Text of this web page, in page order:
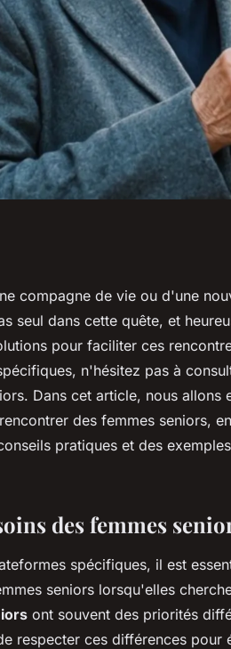
seniors
compagne de vie ou d'une
seul dans cette quête, et
pour faciliter ces
n'hésitez pas à
Dans cet article, nous allons
des femmes seniors,
pratiques et des
des femmes
spécifiques, il est
seniors lorsqu'elles
ont souvent des priorités
respecter ces différences pour